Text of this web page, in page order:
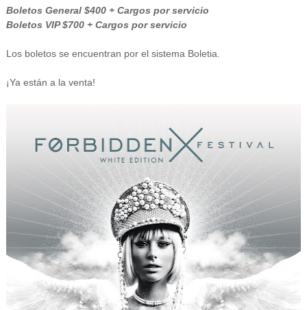
Boletos General $400 + Cargos por servicio
Boletos VIP $700 + Cargos por servicio
Los boletos se encuentran por el sistema Boletia.
¡Ya están a la venta!